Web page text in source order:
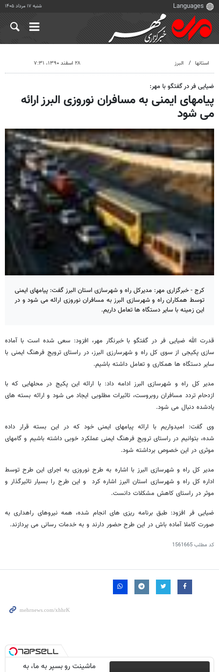
شنبه ۱۷ مرداد ۱۴۰۵
استانها البرز ۲۸ اسفند ۱۳۹۰، ۷:۳۱
ضیایی فر در گفتگو با مهر:
پیامهای ایمنی به مسافران نوروزی البرز ارائه
می شود
کرج - خبرگزاری مهر: مدیرکل راه و شهرسازی استان البرز گفت: پیامهای ایمنی
توسط همکاران راه و شهرسازی البرز به مسافران نوروزی ارائه می شود و در
این زمینه با سایر دستگاه ها تعامل داریم.
قدرت الله ضیایی فر در گفتگو با خبرنگار مهر، افزود: سعی شده است با آماده
سازی پکیجی از سوی کل راه و شهرسارزی البرز، در راستای ترویج فرهنگ ایمنی با
سایر دستگاه ها همکاری و تعامل داشته باشیم.
مدیر کل راه و شهرسازی البرز ادامه داد: با ارائه این پکیج در محلهایی که با
ازدحام تردد مسافران روبروست، تاثیرات مطلوبی ایجاد می شود و ارائه بسته های
یادشده دنبال می شود.
وی گفت: امیدواریم با ارائه پیامهای ایمنی خود که در این بسته قرار داده
شده، بتوانیم در راستای ترویج فرهنگ ایمنی عملکرد خوبی داشته باشیم و گامهای
موثری در این خصوص برداشته شود.
مدیر کل راه و شهرسازی البرز با اشاره به طرح نوروزی به اجرای این طرح توسط
اداره کل راه و شهرسازی استان البرز اشاره کرد و این طرح را بسیار تاثیرگذار و
موثر در راستای کاهش مشکلات دانست.
ضیایی فر افزود: طبق برنامه ریزی های انجام شده، همه نیروهای راهداری به
صورت کاملا آماده باش در این طرح حضور دارند و به خدمات رسانی می پردازند.
کد مطلب1561665
ماشینت رو بسپر به ما، به